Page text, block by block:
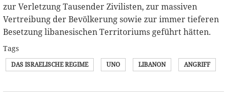
zur Verletzung Tausender Zivilisten, zur massiven
Vertreibung der Bevölkerung sowie zur immer tieferen
Besetzung libanesischen Territoriums geführt hätten.
Tags
DAS ISRAELISCHE REGIME UNO LIBANON ANGRIFF